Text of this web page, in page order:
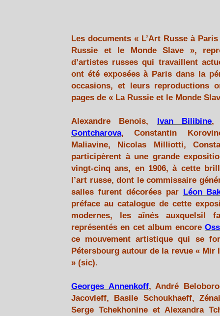
Les documents « L’Art Russe à
Russie et le Monde Slave »,
d’artistes russes qui travaillent
ont été exposées à Paris dans la
occasions, et leurs reproductions
pages de « La Russie et le Monde
Alexandre Benois, Ivan Bilibine
Gontcharova, Constantin
Maliavine, Nicolas Milliotti,
participèrent à une grande
vingt-cinq ans, en 1906, à cette
l’art russe, dont le commissaire
salles furent décorées par Léon
préface au catalogue de cette
modernes, les aînés auxquelsil
représentés en cet album encore
ce mouvement artistique qui se
Pétersbourg autour de la revue «
» (sic).
Georges Annenkoff, André
Jacovleff, Basile Schoukhaeff,
Serge Tchekhonine et Alexandra